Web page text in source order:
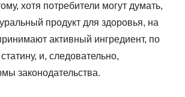
хотя потребители могут думать,
продукт для здоровья, на
активный ингредиент, по
и, следовательно,
законодательства.